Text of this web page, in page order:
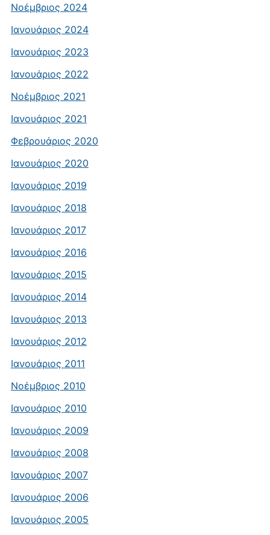
Νοέμβριος 2024
Ιανουάριος 2024
Ιανουάριος 2023
Ιανουάριος 2022
Νοέμβριος 2021
Ιανουάριος 2021
Φεβρουάριος 2020
Ιανουάριος 2020
Ιανουάριος 2019
Ιανουάριος 2018
Ιανουάριος 2017
Ιανουάριος 2016
Ιανουάριος 2015
Ιανουάριος 2014
Ιανουάριος 2013
Ιανουάριος 2012
Ιανουάριος 2011
Νοέμβριος 2010
Ιανουάριος 2010
Ιανουάριος 2009
Ιανουάριος 2008
Ιανουάριος 2007
Ιανουάριος 2006
Ιανουάριος 2005